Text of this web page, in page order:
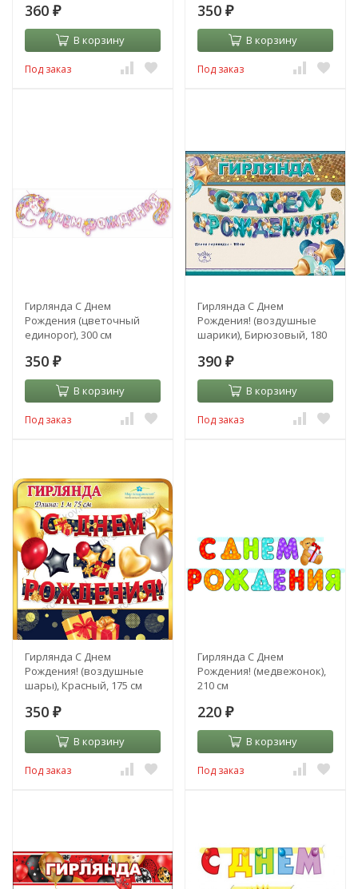
360 ₽
В корзину
Под заказ
350 ₽
В корзину
Под заказ
Гирлянда С Днем
Рождения (цветочный
единорог), 300 см
350 ₽
В корзину
Под заказ
Гирлянда С Днем
Рождения! (воздушные
шарики), Бирюзовый, 180
390 ₽
В корзину
Под заказ
Гирлянда С Днем
Рождения! (воздушные
шары), Красный, 175 см
350 ₽
В корзину
Под заказ
Гирлянда С Днем
Рождения! (медвежонок),
210 см
220 ₽
В корзину
Под заказ